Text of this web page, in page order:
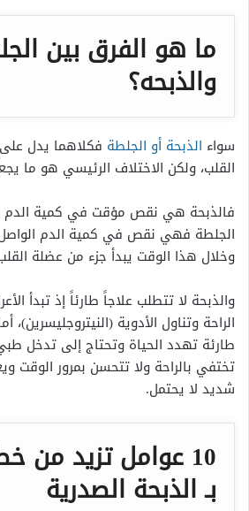
ما هو الفرق بين
والذبحه؟
سواء الذبحة أو الجلطة فكلاهما يدل
القلب، ولكن الاختلاف الرئيسي هو ما
فالذبحة هي نقص مؤقت في كمية الدم
الجلطة فهي نقص في كمية الدم الواصل
وخلال هذا الوقت يبدأ جزء من عضلة
والذبحة لا تتطلب علاجاً طارئاً إذ تبدأ
الراحة وتناول الأدوية
طارئة تهدد الحياة وتحتاج إلى تدخل
تختفي بالراحة ولا تتحسن بمرور الوقت
شديد لا يحتمل.
10 عوامل تزيد من
بـ الذبحة الصدرية